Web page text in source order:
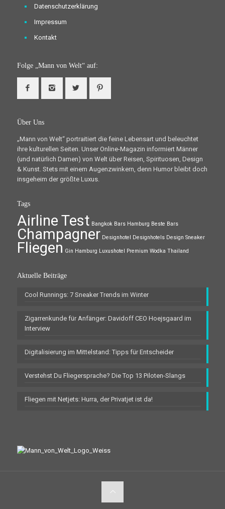
Datenschutzerklärung
Impressum
Kontakt
Folge „Mann von Welt“ auf:
Über Uns
„Mann von Welt“ portraitiert die feine Lebensart und beleuchtet
ihre kulturellen Seiten. Unser Online-Magazin informiert Männer
(und natürlich Damen) von Welt über Reisen, Spirituosen, Design
& Kunst. Stets mit einem Augenzwinkern, denn Humor bleibt doch
insgeheim der größte Luxus.
Tags
Airline Test Bangkok Bars Hamburg Beste Bars
Champagner Designhotel Designhotels Design Sneaker
Fliegen Gin Hamburg Luxushotel Premium Wodka Thailand
Aktuelle Beiträge
Cool Runnings: 7 Sneaker Trends im Winter
Zigarrenkunde für Anfänger: Davidoff CEO Hoejsgaard im
Interview
Digitalisierung im Mittelstand: Tipps für Entscheider
Verstehst Du Fliegersprache? Die Top 13 Piloten-Slangs
Fliegen mit Netjets: Hurra, der Privatjet ist da!